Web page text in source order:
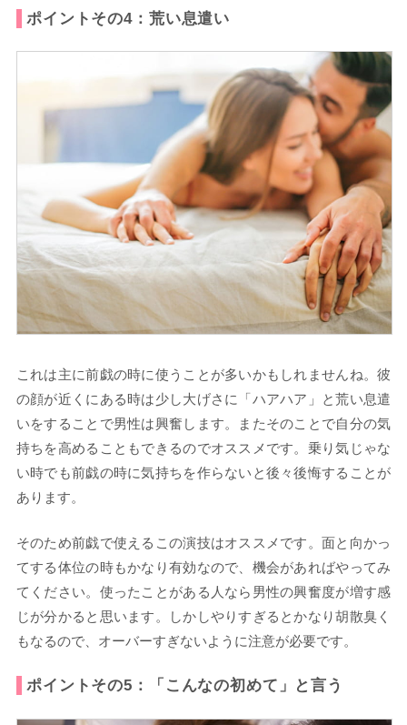
ポイントその4：荒い息遣い
これは主に前戯の時に使うことが多いかもしれませんね。彼
の顔が近くにある時は少し大げさに「ハアハア」と荒い息遣
いをすることで男性は興奮します。またそのことで自分の気
持ちを高めることもできるのでオススメです。乗り気じゃな
い時でも前戯の時に気持ちを作らないと後々後悔することが
あります。
そのため前戯で使えるこの演技はオススメです。面と向かっ
てする体位の時もかなり有効なので、機会があればやってみ
てください。使ったことがある人なら男性の興奮度が増す感
じが分かると思います。しかしやりすぎるとかなり胡散臭く
もなるので、オーバーすぎないように注意が必要です。
ポイントその5：「こんなの初めて」と言う